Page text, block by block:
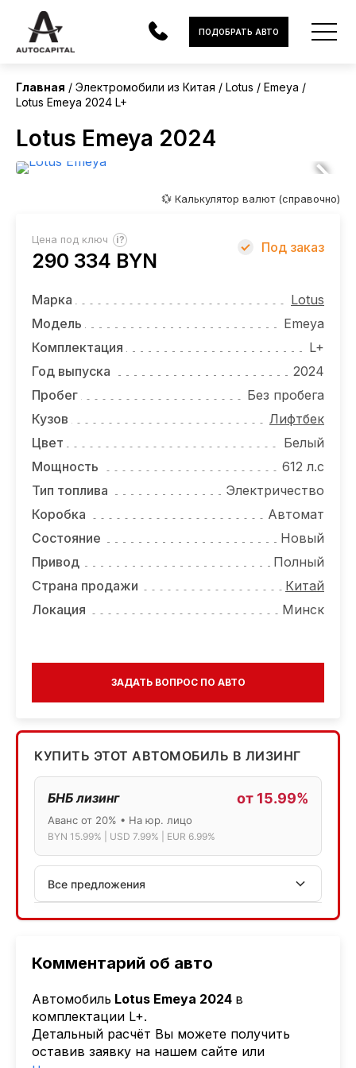
АВТОМОБИЛИ
ЭЛЕКТРОМОБИЛИ
УСЛУГИ
НОВОСТИ
ОТЗЫВЫ
ВАКАНСИИ
О КОМПАНИИ
КОНТАКТЫ
ПОДОБРАТЬ АВТО
Главная Электромобили из Китая Lotus
Emeya
Lotus Emeya 2024 L+
Lotus Emeya 2024
Китай
Без пробега
Комментарий об авто
Автомобиль Lotus Emeya 2024 в
комплектации L+.
Детальный расчёт Вы можете получить
оставив заявку на нашем сайте или
💱 Калькулятор валют (справочно)
Цена под ключ ?
290 334 BYN
Под заказ
Марка
Lotus
Модель
Emeya
Комплектация
L+
Год выпуска
2024
Пробег
Без пробега
Кузов
Лифтбек
Цвет
Белый
Мощность
612 л.с
Тип топлива
Электричество
Коробка
Автомат
Состояние
Новый
Привод
Полный
Страна продажи
Китай
Локация
Минск
ЗАДАТЬ ВОПРОС ПО АВТО
КУПИТЬ ЭТОТ АВТОМОБИЛЬ В ЛИЗИНГ
БНБ лизинг от 15.99%
Аванс от 20% • На юр. лицо
BYN 15.99% | USD 7.99% | EUR 6.99%
Все предложения
АСБ лизинг
Лизинг: BYN 17% | USD 7.99% | EUR 6.99%
Также доступен кредит "Проще простого" 18.9%
Активлизиг